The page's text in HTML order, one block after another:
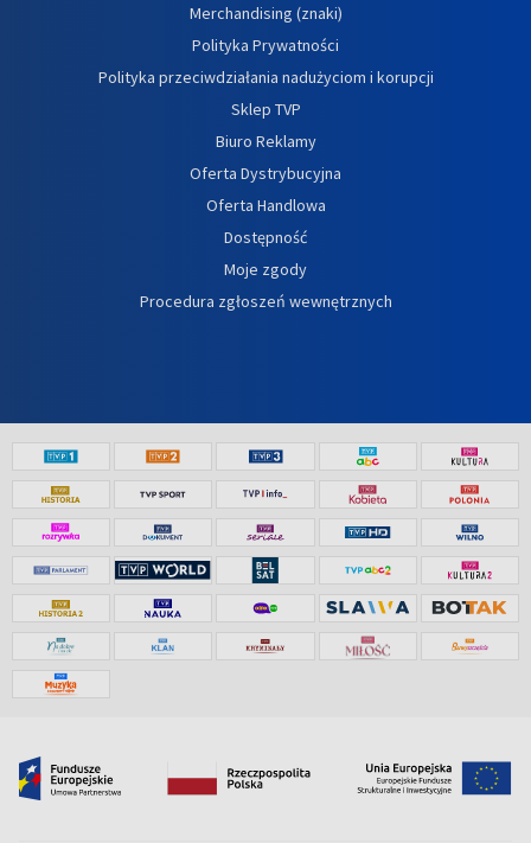
Merchandising (znaki)
Polityka Prywatności
Polityka przeciwdziałania nadużyciom i korupcji
Sklep TVP
Biuro Reklamy
Oferta Dystrybucyjna
Oferta Handlowa
Dostępność
Moje zgody
Procedura zgłoszeń wewnętrznych